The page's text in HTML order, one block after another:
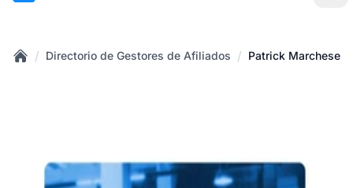
/ Directorio de Gestores de Afiliados / Patrick Marchese